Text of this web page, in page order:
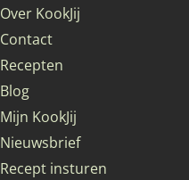
Over KookJij
Contact
Recepten
Blog
Mijn KookJij
Nieuwsbrief
Recept insturen